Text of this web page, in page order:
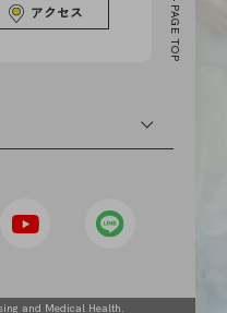
アクセス PAGE TOP
and Medical Health.